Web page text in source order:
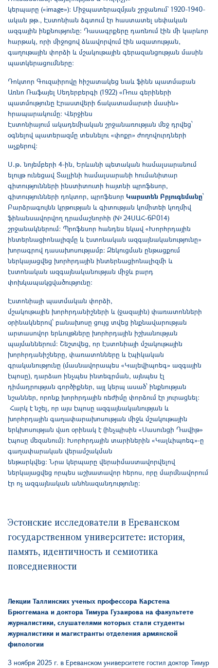
կերպարը («image»)։ Միջպատերազմյան շրջանում` 1920-1940-
ական թթ., Էստոնիան ձգտում էր հաստատել սեփական
ազգային ինքնությունը։ Դասագրքերը դառնում էին մի կարևոր
հարթակ, որի միջոցով ձևավորվում էին ազատության,
գաղութային փորձի և մշակութային գերազանցության մասին
պատկերացումները։
Դոկտոր Գուզաիրովը հիշատակեց նաև ֆինն պատմաբան
Առնո Ռաֆայել Սեդերբերգի (1922) «Ռուս գերիների
պատմությունը Էրաստվերի ճակատամարտի մասին»
հրապարակումը։ Վերջինս
Էստոնիայում ակադեմիական շրջանառության մեջ դրվեց՝
օգնելով պատերազմը տեսնելու «փոքր» ժողովուրդների
աչքերով:
Ս․թ․ նոյեմբերի 4-ին, Երևանի պետական համալսարանում
ելույթ ունեցավ Տալլինի համալսարանի հումանիտար
գիտությունների ինստիտուտի հայտնի պրոֆեսոր,
գիտությունների դոկտոր, պրոֆեսոր Կարստեն Բրյուգեմանը՝
Բարձրագույնն կրթության և գիտության կոմիտեի կողմիվ
ֆինանսավորվող դրամաշնորհի (№ 24ՍԱՀ-6Բ014)
շրջանակներում: Պրոֆեսոր հանդես եկավ «Խորհրդային
ինտերնացիոնալիզմը և էստոնական ազգայնականությունը»
խորագրով դասախոսությամբ։ Զեկուցման ընթացքում
ներկայացվեց խորհրդային ինտերնացիոնալիզմի և
էստոնական ազգայնականության միջև բարդ
փոխկապակցվածությունը։
Էստոնիայի պատմական փորձի,
մշակութային խորհրդանիշների և (ջազային) փառատոնների
օրինակներով՝ բանախոսը ցույց տվեց ինքնավարության
արտասովոր երևույթները խորհրդային իշխանության
պայմաններում: Շեշտվեց, որ Էստոնիայի մշակութային
խորհրդանիշները, փառատոնները և էպիկական
գրականությունը (մասնավորապես «Կալեվիպոեգ» ազգային
էպոսը), դարձաn ինչպես ինտեգրման, այնպես էլ
դիմադրության գործիքներ, այլ կերպ ասած՝ ինքնության
նշաններ, որոնք խորհրդային ռեժիմը փորձում էր յուրացնել:
Հարկ է նշել, որ այս էպոսը ազգայնականության և
խորհրդային գաղափարախոսության միջև մշակութային
երկխոսության վառ օրինակ է (ինչպիսին «Սասունցի Դավիթ»
էպոսը մեզանում): Խորհրդային տարիներին «Կալևիպոեգ»-ը
գաղափարական վերամշակման
ենթարկվեց։ Նրա կերպարը վերաիմաստավորվելով
ներկայացվեց որպես աշխատավոր հերոս, որը մարմնավորում
էր ոչ ազգայնական անհնազանդությունը։
Эстонские исследователи в Ереванском
государственном университете: история,
память, идентичность и семиотика
повседневности
Лекции Таллинских ученых профессора Карстена
Брюггемана и доктора Тимура Гузаирова на факультете
журналистики, слушателями которых стали студенты
журналистики и магистранты отделения армянской
филологии
3 ноября 2025 г. в Ереванском университете гостил доктор Тимур